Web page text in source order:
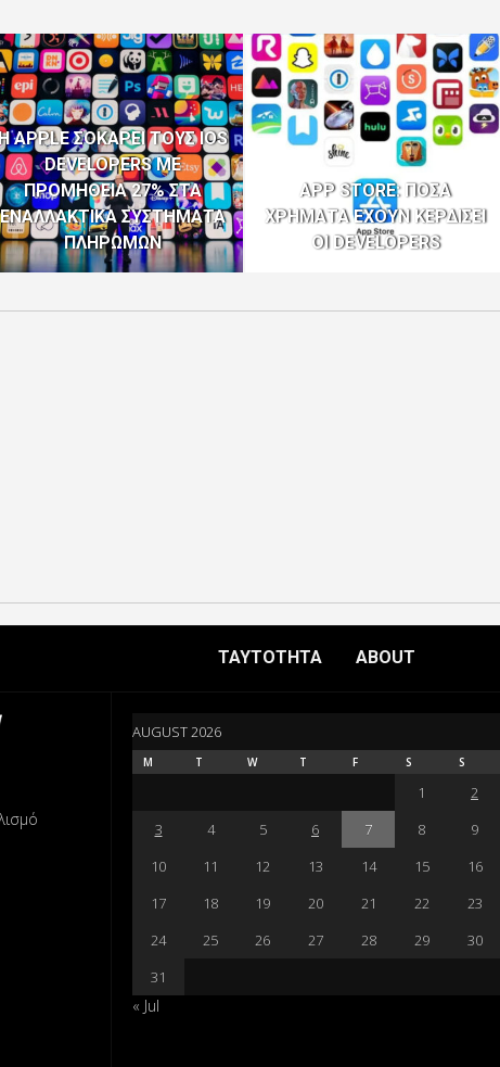
APPLE ΣΟΚΑΡΕΙ ΤΟΥΣ IOS
DEVELOPERS ΜΕ
ΠΡΟΜΗΘΕΙΑ 27% ΣΤΑ
ΕΝΑΛΛΑΚΤΙΚΑ ΣΥΣΤΗΜΑΤΑ
ΠΛΗΡΩΜΩΝ
APP STORE: ΠΟΣΑ
ΧΡΗΜΑΤΑ ΕΧΟΥΝ ΚΕΡΔΙΣΕΙ
ΟΙ DEVELOPERS
ΤΑΥΤΟΤΗΤΑ ABOUT
AUGUST 2026
M T W T F S S
1
2
3
4 5 6 7 8
9
10
11 12 13 14 15
16
17
18 19 20 21 22
23
24
25 26 27 28 29
30
31
« Jul